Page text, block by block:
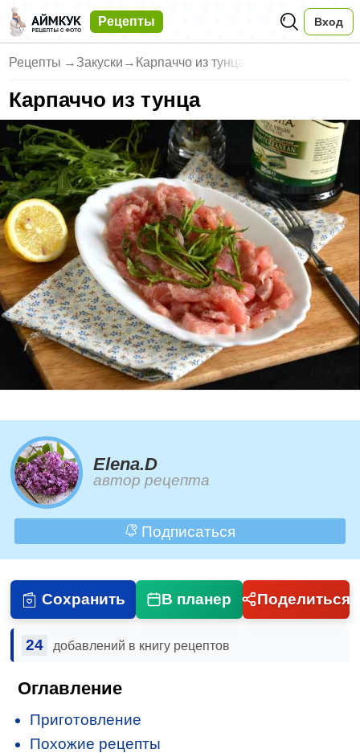
Рецепты Вход
Рецепты → Закуски → Карпаччо из тунца
Карпаччо из тунца
Elena.D
автор рецепта
Подписаться
Сохранить В планер Поделиться
24 добавлений в книгу рецептов
Оглавление
Приготовление
Похожие рецепты